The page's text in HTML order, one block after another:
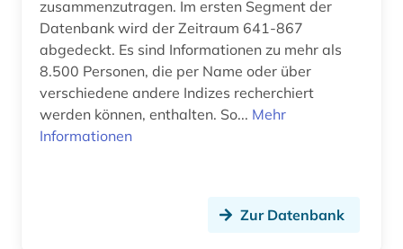
zusammenzutragen. Im ersten Segment der
Datenbank wird der Zeitraum 641-867
abgedeckt. Es sind Informationen zu mehr als
8.500 Personen, die per Name oder über
verschiedene andere Indizes recherchiert
werden können, enthalten. So... Mehr
Informationen
Zur Datenbank